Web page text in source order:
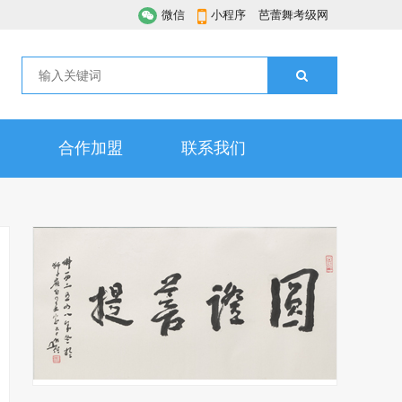
微信 小程序 芭蕾舞考级网
合作加盟 联系我们